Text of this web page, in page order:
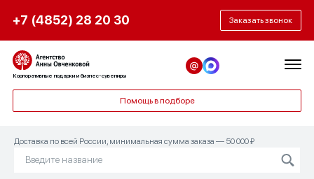
+7 (4852) 28 20 30 Заказать звонок
Корпоративные подарки и бизнес-сувениры
Помощь в подборе
Доставка по всей России, минимальная сумма заказа — 50 000 ₽